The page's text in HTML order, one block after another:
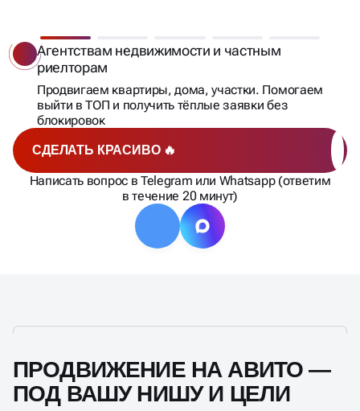
СДЕЛАТЬ КРАСИВО 🔥
Написать вопрос в Telegram или Whatsapp (ответим
в течение 20 минут)
Агентствам недвижимости и частным
риелторам
Продвигаем квартиры, дома, участки. Помогаем
выйти в ТОП и получить тёплые заявки без
блокировок
ПРОДВИЖЕНИЕ НА АВИТО —
ПОД ВАШУ НИШУ И ЦЕЛИ